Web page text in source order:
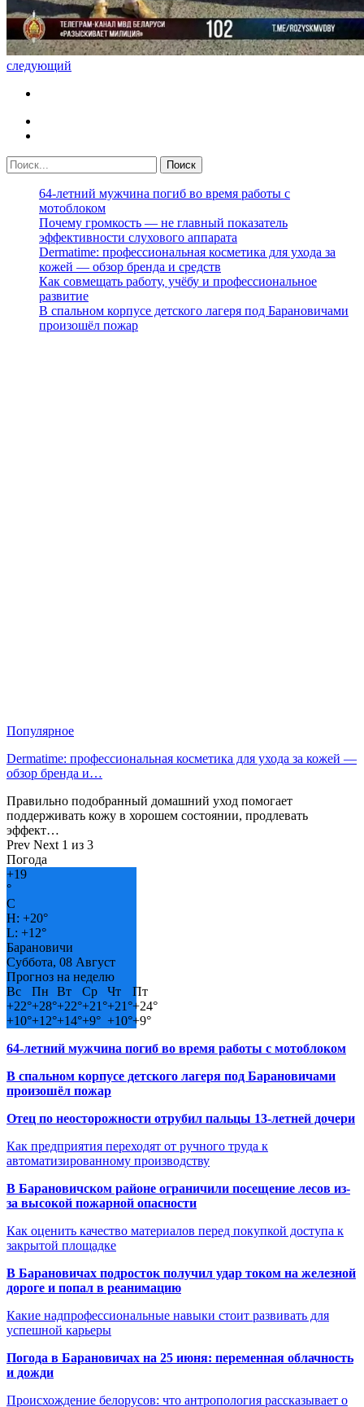
следующий
64-летний мужчина погиб во время работы с
мотоблоком
Почему громкость — не главный показатель
эффективности слухового аппарата
Dermatime: профессиональная косметика для ухода за
кожей — обзор бренда и средств
Как совмещать работу, учёбу и профессиональное
развитие
В спальном корпусе детского лагеря под Барановичами
произошёл пожар
Популярное
Dermatime: профессиональная косметика для ухода за кожей —
обзор бренда и…
Правильно подобранный домашний уход помогает
поддерживать кожу в хорошем состоянии, продлевать
эффект…
Prev Next 1 из 3
Погода
+19
°
C
H: +20°
L: +12°
Барановичи
Суббота, 08 Август
Прогноз на неделю
Вс
Пн Вт Ср Чт
Пт
+22°+28°+22°+21°+21°+24°
+10°+12°+14°+9° +10°+9°
64-летний мужчина погиб во время работы с мотоблоком
В спальном корпусе детского лагеря под Барановичами
произошёл пожар
Отец по неосторожности отрубил пальцы 13-летней дочери
Как предприятия переходят от ручного труда к
автоматизированному производству
В Барановичском районе ограничили посещение лесов из-
за высокой пожарной опасности
Как оценить качество материалов перед покупкой доступа к
закрытой площадке
В Барановичах подросток получил удар током на железной
дороге и попал в реанимацию
Какие надпрофессиональные навыки стоит развивать для
успешной карьеры
Погода в Барановичах на 25 июня: переменная облачность
и дожди
Происхождение белорусов: что антропология рассказывает о